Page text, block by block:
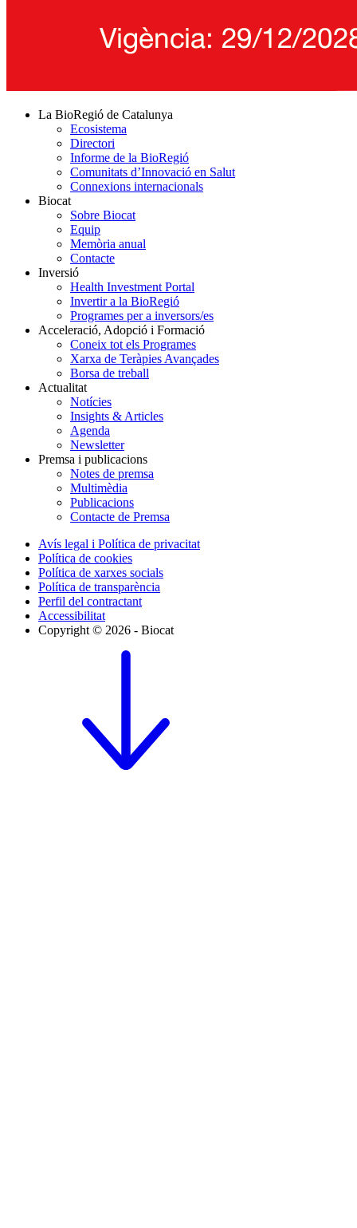
La BioRegió de Catalunya
Ecosistema
Directori
Informe de la BioRegió
Comunitats d’Innovació en Salut
Connexions internacionals
Biocat
Sobre Biocat
Equip
Memòria anual
Contacte
Inversió
Health Investment Portal
Invertir a la BioRegió
Programes per a inversors/es
Acceleració, Adopció i Formació
Coneix tot els Programes
Xarxa de Teràpies Avançades
Borsa de treball
Actualitat
Notícies
Insights & Articles
Agenda
Newsletter
Premsa i publicacions
Notes de premsa
Multimèdia
Publicacions
Contacte de Premsa
Avís legal i Política de privacitat
Política de cookies
Política de xarxes socials
Política de transparència
Perfil del contractant
Accessibilitat
Copyright © 2026 - Biocat